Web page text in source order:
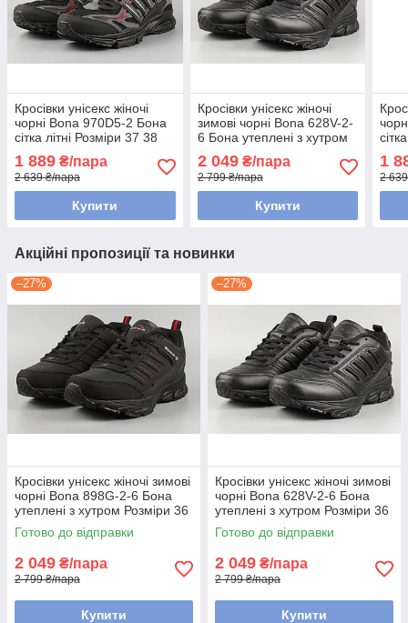
Кросівки унісекс жіночі
чорні Bona 970D5-2 Бона
сітка літні Розміри 37 38
1 889 ₴/пара
2 639 ₴/пара
Купити
Кросівки унісекс жіночі
зимові чорні Bona 628V-2-
6 Бона утеплені з хутром
2 049₴/пара
2 799 ₴/пара
Купити
1
2
Акційні пропозиції та новинки
–27%
Кросівки унісекс жіночі зимові
чорні Bona 898G-2-6 Бона
утеплені з хутром Розміри 36
38 41
Готово до відправки
2 049 ₴/пара
2 799 ₴/пара
Купити
–27%
Кросівки унісекс жіночі зимові
чорні Bona 628V-2-6 Бона
утеплені з хутром Розміри 36
37 38 39 40 41
Готово до відправки
2 049 ₴/пара
2 799 ₴/пара
Купити